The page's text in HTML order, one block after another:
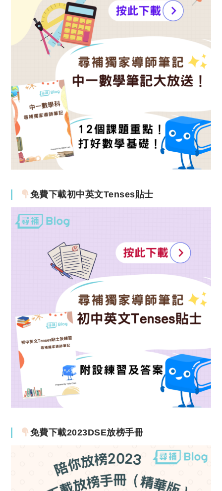
免費下載初中英文Tenses貼士
免費下載2023DSE放榜手冊